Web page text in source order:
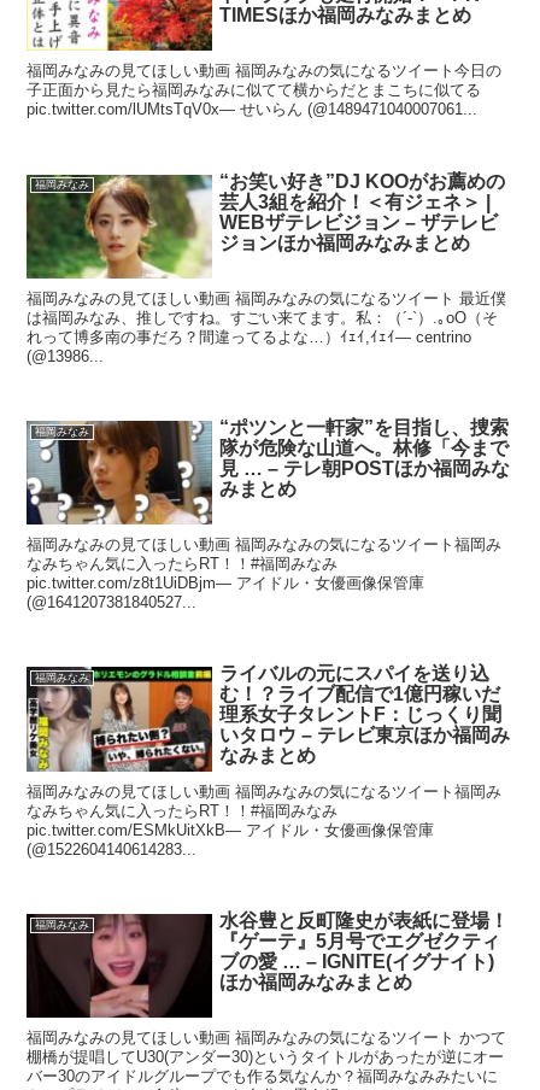
TIMESほか福岡みなみまとめ
福岡みなみの見てほしい動画 福岡みなみの気になるツイート今日の
子正面から見たら福岡みなみに似てて横からだとまこちに似てる
pic.twitter.com/lUMtsTqV0x— せいらん (@1489471040007061...
福岡みなみ
“お笑い好き”DJ KOOがお薦めの
芸人3組を紹介！＜有ジェネ＞ |
WEBザテレビジョン – ザテレビ
ジョンほか福岡みなみまとめ
福岡みなみの見てほしい動画 福岡みなみの気になるツイート 最近僕
は福岡みなみ、推しですね。すごい来てます。私：（´-`）.｡oO（そ
れって博多南の事だろ？間違ってるよな…）ｲｪｲ,ｲｪｲ— centrino
(@13986...
福岡みなみ
“ポツンと一軒家”を目指し、捜索
隊が危険な山道へ。林修「今まで
見 … – テレ朝POSTほか福岡みな
みまとめ
福岡みなみの見てほしい動画 福岡みなみの気になるツイート福岡み
なみちゃん気に入ったらRT！！#福岡みなみ
pic.twitter.com/z8t1UiDBjm— アイドル・女優画像保管庫
(@1641207381840527...
福岡みなみ
ライバルの元にスパイを送り込
む！？ライブ配信で1億円稼いだ
理系女子タレントF：じっくり聞
いタロウ – テレビ東京ほか福岡み
なみまとめ
福岡みなみの見てほしい動画 福岡みなみの気になるツイート福岡み
なみちゃん気に入ったらRT！！#福岡みなみ
pic.twitter.com/ESMkUitXkB— アイドル・女優画像保管庫
(@1522604140614283...
福岡みなみ
水谷豊と反町隆史が表紙に登場！
『ゲーテ』5月号でエグゼクティ
ブの愛 … – IGNITE(イグナイト)
ほか福岡みなみまとめ
福岡みなみの見てほしい動画 福岡みなみの気になるツイート かつて
棚橋が提唱してU30(アンダー30)というタイトルがあったが逆にオー
バー30のアイドルグループでも作る気なんか？福岡みなみみたいに